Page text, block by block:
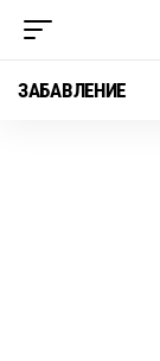
ЗАБАВЛЕНИЕ